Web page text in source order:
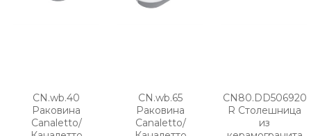
CN.wb.40
Раковина
Canaletto/
CN.wb.65
Раковина
Canaletto/
CN80.DD506920
R Столешница
из